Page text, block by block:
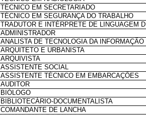
TÉCNICO EM SECRETARIADO
TÉCNICO EM SEGURANÇA DO TRABALHO
TRADUTOR E INTÉRPRETE DE LINGUAGEM
ADMINISTRADOR
ANALISTA DE TECNOLOGIA DA INFORMAÇÃO
ARQUITETO E URBANISTA
ARQUIVISTA
ASSISTENTE SOCIAL
ASSISTENTE TÉCNICO EM EMBARCAÇÕES
AUDITOR
BIÓLOGO
BIBLIOTECÁRIO-DOCUMENTALISTA
COMANDANTE DE LANCHA